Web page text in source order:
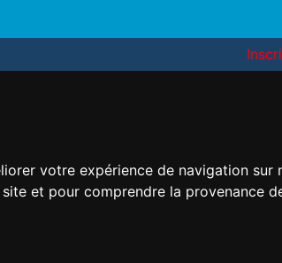
votre expérience de navigation
et pour comprendre la provenance